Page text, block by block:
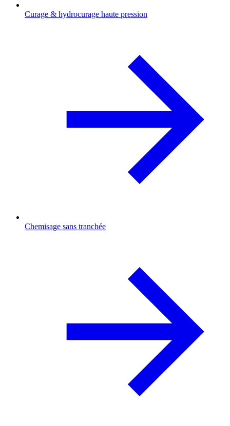
Curage & hydrocurage haute pression
Chemisage sans tranchée